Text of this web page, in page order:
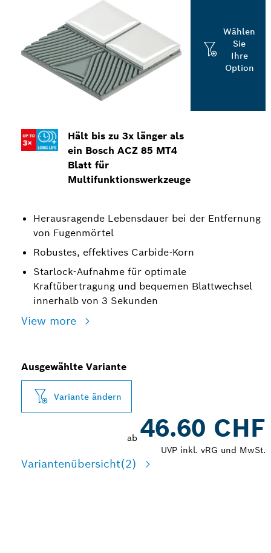
Hält bis zu 3x länger als
ein Bosch ACZ 85 MT4
Blatt für
Multifunktionswerkzeuge
Herausragende Lebensdauer bei der Entfernung
von Fugenmörtel
Robustes, effektives Carbide-Korn
Starlock-Aufnahme für optimale
Kraftübertragung und bequemen Blattwechsel
innerhalb von 3 Sekunden
View more
Wählen
Sie
Ihre
Option
Ausgewählte Variante
Variante ändern
ab 46.60 CHF
UVP inkl. vRG und MwSt.
Variantenübersicht(2)